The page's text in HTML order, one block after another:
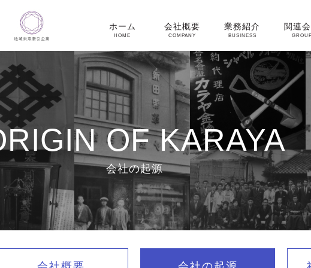
ホーム
HOME
会社概要
COMPANY
業務紹介
BUSINESS
関連
GROUP
OF KARAYA
会社の起源